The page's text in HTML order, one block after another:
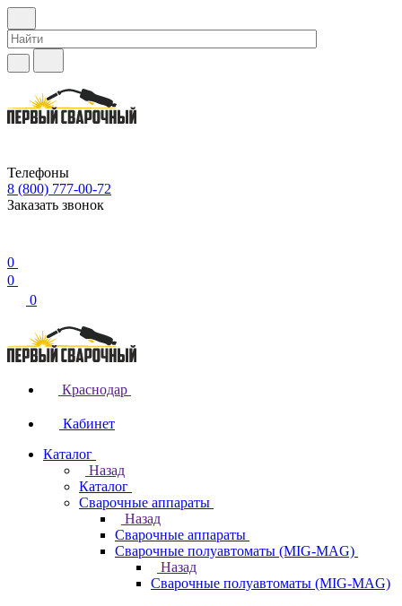
Телефоны
8 (800) 777-00-72
Заказать звонок
0
0
0
Краснодар
Кабинет
Каталог
Назад
Каталог
Сварочные аппараты
Назад
Сварочные аппараты
Сварочные полуавтоматы (MIG-MAG)
Назад
Сварочные полуавтоматы (MIG-MAG)